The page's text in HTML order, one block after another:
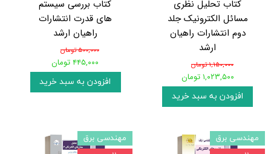
کتاب تحلیل نظری
مسائل الکترونیک جلد
دوم انتشارات راهیان
ارشد
۱,۱۵۰,۰۰۰ تومان
۱,۰۲۳,۵۰۰ تومان
افزودن به سبد خرید
کتاب بررسی سیستم
های قدرت انتشارات
راهیان ارشد
۵۰۰,۰۰۰ تومان
۴۴۵,۰۰۰ تومان
افزودن به سبد خرید
مهندسی برق
مهندسی برق